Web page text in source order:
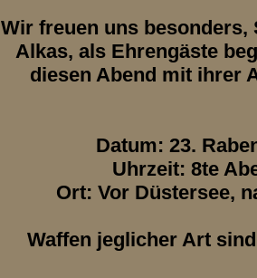
Wir freuen uns besonders,
Alkas, als Ehrengäste
diesen Abend mit ihrer
Datum: 23.
Uhrzeit: 8te
Ort: Vor Düstersee,
Waffen jeglicher Art